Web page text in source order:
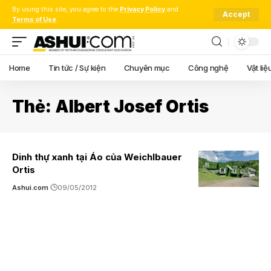
By using this site, you agree to the Privacy Policy and
Terms of Use.
Accept
Home Tin tức / Sự kiện Chuyên mục Công nghệ Vật
Thẻ: Albert Josef Ortis
Dinh thự xanh tại Áo của Weichlbauer
Ortis
Ashui.com 09/05/2012